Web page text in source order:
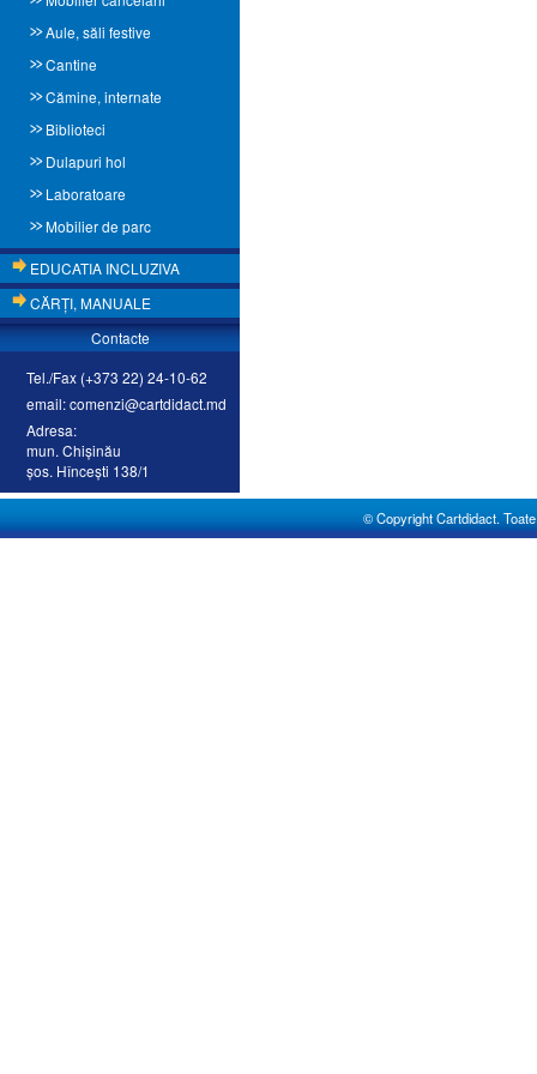
Aule, săli festive
Cantine
Cămine, internate
Biblioteci
Dulapuri hol
Laboratoare
Mobilier de parc
EDUCATIA INCLUZIVA
CĂRŢI, MANUALE
Contacte
Tel./Fax (+373 22) 24-10-62
email: comenzi@cartdidact.md
Adresa:
mun. Chişinău
şos. Hînceşti 138/1
© Copyright Cartdidact.